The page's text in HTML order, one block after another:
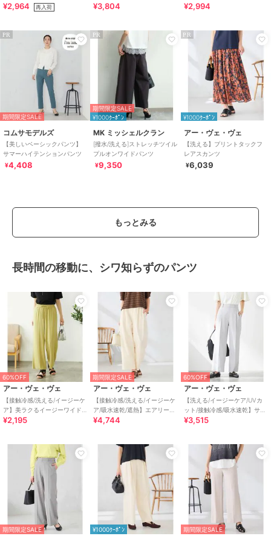
イージーワイドパンツ【WEB
¥2,964 再入荷 ¥3,804
ェックワイドパンツ
¥2,994
PR
期間限定SALE
コムサモデルズ
【美しいベーシックパンツ】
サマーハイテンションパンツ
¥4,408
PR
期間限定SALE
¥1000ｸｰﾎﾟﾝ
MK ミッシェルクラン
[撥水/洗える]ストレッチツイル
プルオンワイドパンツ
¥9,350
PR
¥1000ｸｰﾎﾟﾝ
アー・ヴェ・ヴェ
【洗える】プリントタックフ
レアスカンツ
¥6,039
もっとみる
長時間の移動に、シワ知らずのパンツ
60%OFF
アー・ヴェ・ヴェ
【接触冷感/洗える/イージーケ
ア】美ラクるイージーワイド
パンツ
¥2,195
期間限定SALE
アー・ヴェ・ヴェ
【接触冷感/洗える/イージーケ
ア/吸水速乾/遮熱】エアリーワ
イドパンツ
¥4,744
60%OFF
アー・ヴェ・ヴェ
【洗える/イージーケア/UVカ
ット/接触冷感/吸水速乾】サマ
ーストレッチワイドパンツ
¥3,515
期間限定SALE ¥1000ｸｰﾎﾟﾝ 期間限定SALE